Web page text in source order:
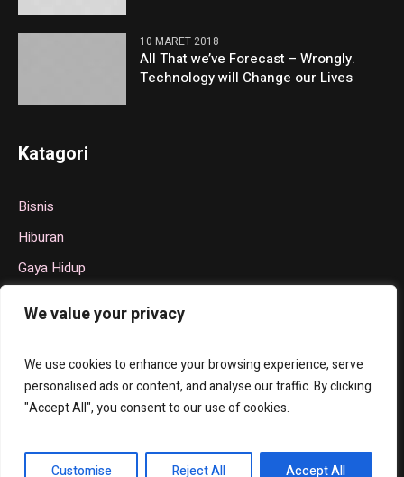
We value your privacy
We use cookies to enhance your browsing experience, serve
personalised ads or content, and analyse our traffic. By clicking
"Accept All", you consent to our use of cookies.
Customise Reject All Accept All
10 MARET 2018
All That we’ve Forecast – Wrongly.
Technology will Change our Lives
Katagori
Bisnis
Hiburan
Gaya Hidup
Olahraga
Tentang Kami Hubungi Kami Privacy Policy